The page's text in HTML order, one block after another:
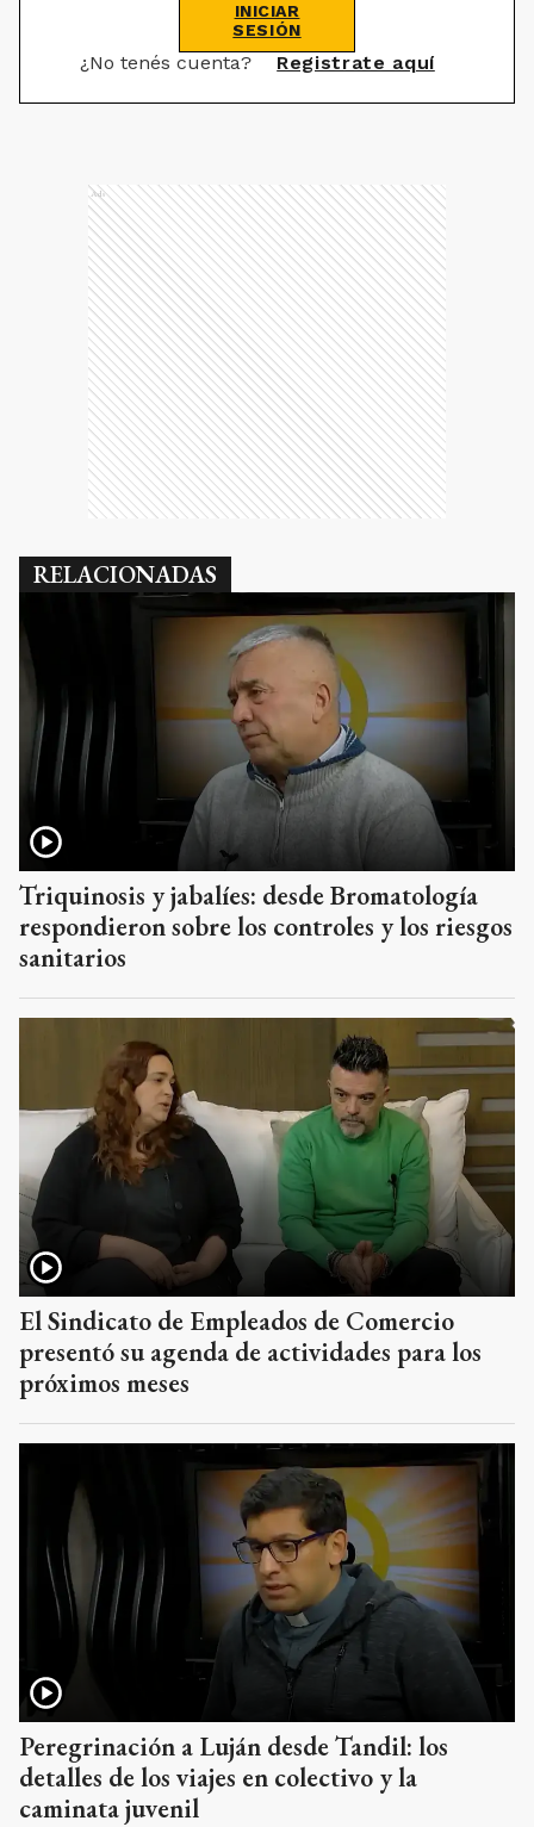
INICIAR
SESIÓN
¿No tenés cuenta? Registrate aquí
Ads
RELACIONADAS
Triquinosis y jabalíes: desde Bromatología
respondieron sobre los controles y los riesgos
sanitarios
El Sindicato de Empleados de Comercio
presentó su agenda de actividades para los
próximos meses
Peregrinación a Luján desde Tandil: los
detalles de los viajes en colectivo y la
caminata juvenil